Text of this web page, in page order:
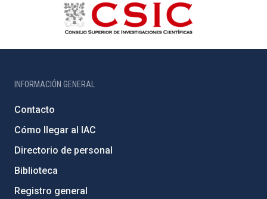
INFORMACIÓN GENERAL
Contacto
Cómo llegar al IAC
Directorio de personal
Biblioteca
Registro general